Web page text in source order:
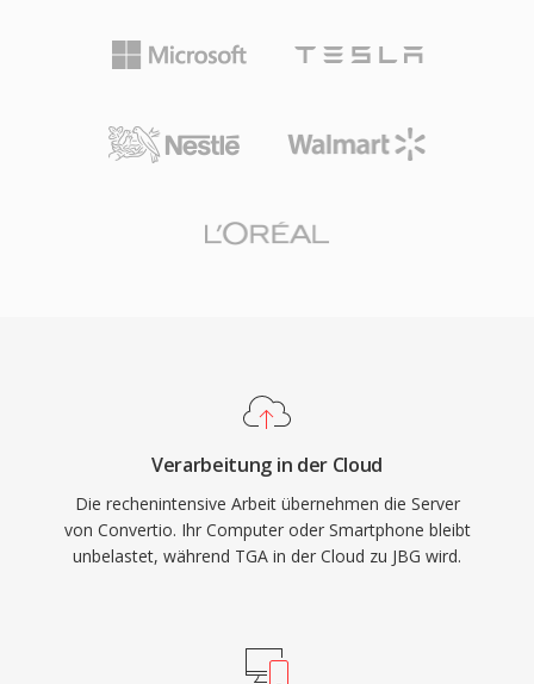
Verarbeitung in der Cloud
Die rechenintensive Arbeit übernehmen die Server
von Convertio. Ihr Computer oder Smartphone bleibt
unbelastet, während TGA in der Cloud zu JBG wird.